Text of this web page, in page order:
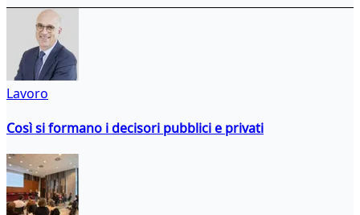
Lavoro
Così si formano i decisori pubblici e privati